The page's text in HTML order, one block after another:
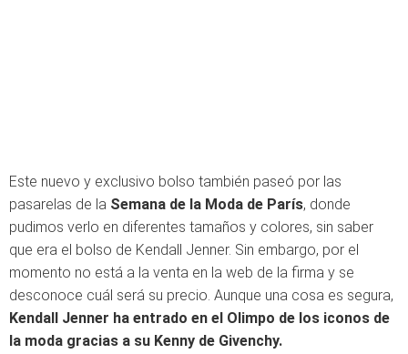
Este nuevo y exclusivo bolso también paseó por las
pasarelas de la Semana de la Moda de París, donde
pudimos verlo en diferentes tamaños y colores, sin saber
que era el bolso de Kendall Jenner. Sin embargo, por el
momento no está a la venta en la web de la firma y se
desconoce cuál será su precio. Aunque una cosa es segura,
Kendall Jenner ha entrado en el Olimpo de los iconos de
la moda gracias a su Kenny de Givenchy.